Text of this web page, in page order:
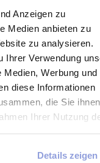
Anzeigen zu
Medien anbieten zu
zu analysieren.
Ihrer Verwendung
Werbung und
diese Informationen
die Sie ihnen
Ihrer Nutzung
Details zeigen
SIE UNS